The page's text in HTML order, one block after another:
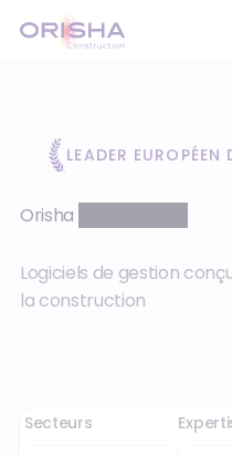
LEADER
Orisha
Logiciels de gestion
la construction
Secteurs